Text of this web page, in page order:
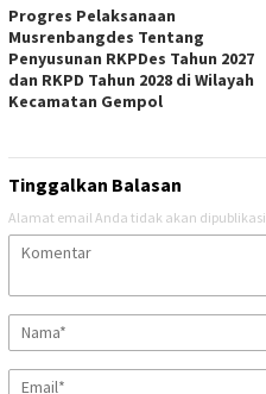
Progres Pelaksanaan
Musrenbangdes Tentang
Penyusunan RKPDes Tahun 2027
dan RKPD Tahun 2028 di Wilayah
Kecamatan Gempol
Tinggalkan Balasan
Alamat email Anda tidak akan